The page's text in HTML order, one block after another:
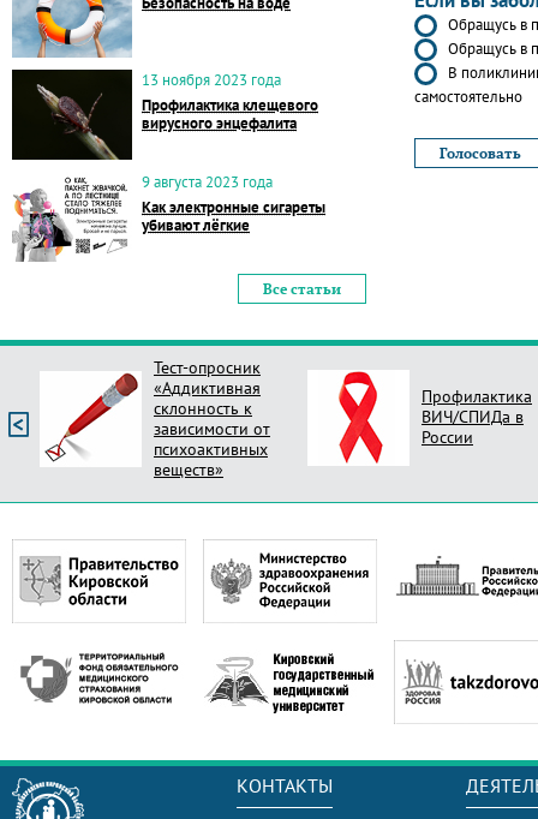
13 ноября 2023 года
Профилактика клещевого
вирусного энцефалита
9 августа 2023 года
Как электронные сигареты
убивают лёгкие
Все статьи
Обращусь в
Обращусь в
В
самостоятельно
Тест-опросник
«Аддиктивная
склонность к
зависимости от
психоактивных
веществ»
Профилактика
ВИЧ/СПИДа в
России
КОНТАКТЫ